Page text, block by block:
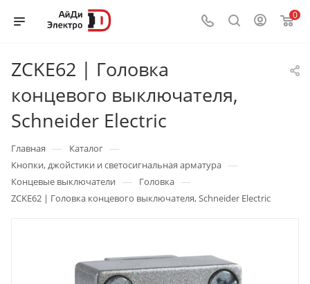
0
ZCKE62 | Головка
концевого выключателя,
Schneider Electric
Главная — Каталог —
Кнопки, джойстики и светосигнальная арматура —
Концевые выключатели — Головка —
ZCKE62 | Головка концевого выключателя, Schneider Electric